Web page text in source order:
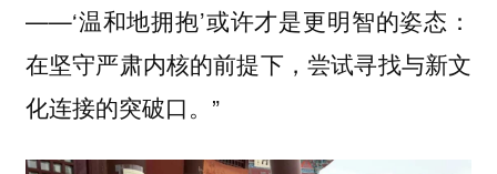
——‘温和地拥抱’或许才是更明智的姿态：
在坚守严肃内核的前提下，尝试寻找与新文
化连接的突破口。”